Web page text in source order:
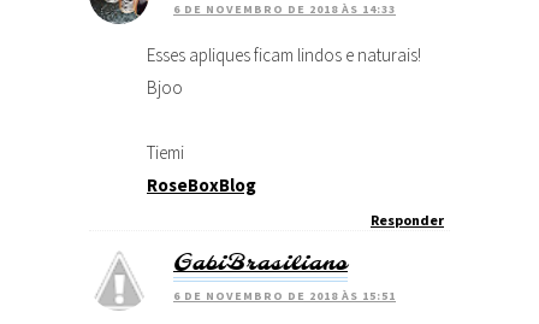
6 DE NOVEMBRO DE 2018 ÀS 14:33
Esses apliques ficam lindos e naturais!
Bjoo
Tiemi
RoseBoxBlog
Responder
GabiBrasiliano
6 DE NOVEMBRO DE 2018 ÀS 15:51